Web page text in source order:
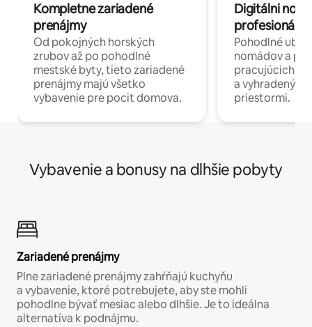
Kompletne zariadené
prenájmy
Od pokojných horských
zrubov až po pohodlné
mestské byty, tieto zariadené
prenájmy majú všetko
vybavenie pre pocit domova.
Digitálni
profesionáli
Pohodlné
nomádov a
pracujúcich
a
priestormi.
Vybavenie a bonusy na dlhšie pobyty
Zariadené prenájmy
Plne zariadené prenájmy zahŕňajú kuchyňu
a vybavenie, ktoré potrebujete, aby ste mohli
pohodlne bývať mesiac alebo dlhšie. Je to ideálna
alternatíva k podnájmu.